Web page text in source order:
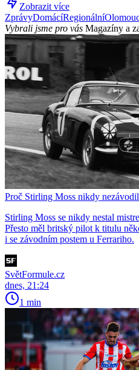
Zobrazit více
ZprávyDomácíRegionální
Vybrali jsme pro vás Magazíny a
Proč Stirling Moss nikdy
Stirling Moss se nikdy nestal
Přesto měl britský pilot k titulu
i se závodním postem u Ferrariho.
SvětFormule.cz
dnes, 21:24
1 min